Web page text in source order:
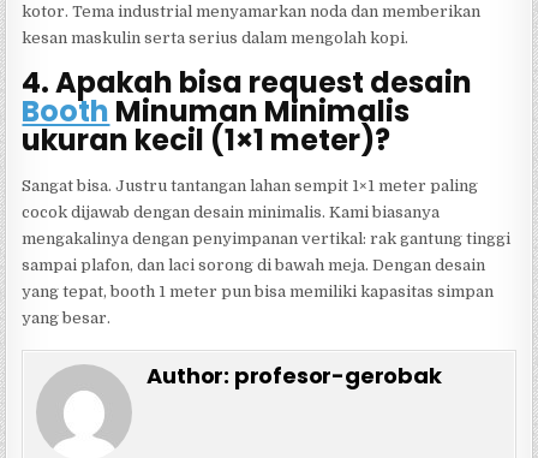
kotor. Tema industrial menyamarkan noda dan memberikan
kesan maskulin serta serius dalam mengolah kopi.
4. Apakah bisa request desain
Booth Minuman Minimalis
ukuran kecil (1×1 meter)?
Sangat bisa. Justru tantangan lahan sempit 1×1 meter paling
cocok dijawab dengan desain minimalis. Kami biasanya
mengakalinya dengan penyimpanan vertikal: rak gantung tinggi
sampai plafon, dan laci sorong di bawah meja. Dengan desain
yang tepat, booth 1 meter pun bisa memiliki kapasitas simpan
yang besar.
Author: profesor-gerobak